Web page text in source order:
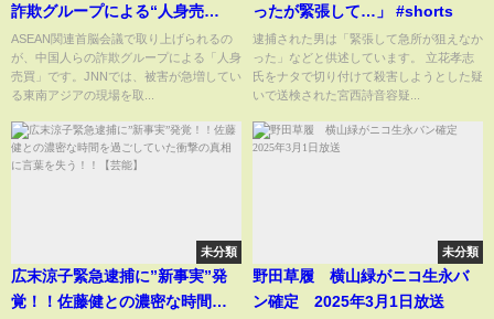
詐欺グループによる“人身売
買” ASEAN関連首脳会議でも議
題に｜TBS NEWS DIG
ASEAN関連首脳会議で取り上げられるの
が、中国人らの詐欺グループによる「人身
売買」です。JNNでは、被害が急増してい
る東南アジアの現場を取...
ったが緊張して…」 #shorts
逮捕された男は「緊張して急所が狙えなか
った」などと供述しています。 立花孝志
氏をナタで切り付けて殺害しようとした疑
いで送検された宮西詩音容疑...
未分類
広末涼子緊急逮捕に”新事実”発
覚！！佐藤健との濃密な時間を
未分類
野田草履 横山緑がニコ生永バ
ン確定 2025年3月1日放送